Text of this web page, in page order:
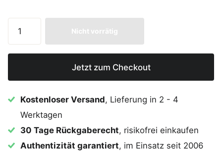
Nicht vorrätig
Jetzt zum Checkout
Kostenloser Versand, Lieferung in 2 - 4
Werktagen
30 Tage Rückgaberecht, risikofrei einkaufen
Authentizität garantiert, im Einsatz seit 2006